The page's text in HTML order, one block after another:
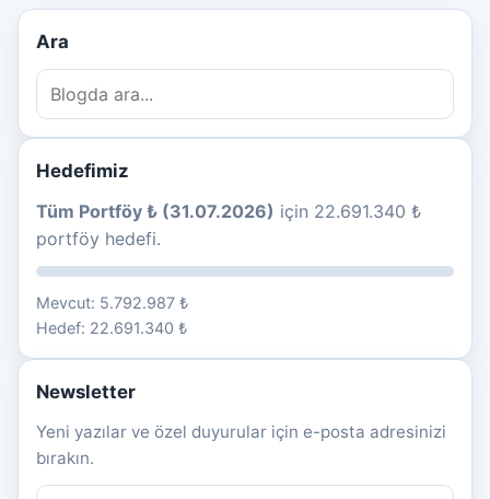
Ara
Hedefimiz
Tüm Portföy ₺ (31.07.2026) için 22.691.340 ₺
portföy hedefi.
Mevcut: 5.792.987 ₺
Hedef: 22.691.340 ₺
Newsletter
Yeni yazılar ve özel duyurular için e-posta adresinizi
bırakın.